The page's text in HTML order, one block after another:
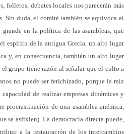
folletos, debates locales nos parecerán más
Sin duda, el comité también se equivoca al
grande en la política de las asambleas, que
espíritu de la antigua Grecia, un alto lugar
y, en consecuencia, también un alto lugar
grupo tiene razón al señalar que el culto a
no puede ser fetichizado, porque la raíz
de realizar empresas dinámicas y
procrastinación de una asamblea anémica,
se asfixien). La democracia directa puede,
a la restauración de los intercambios